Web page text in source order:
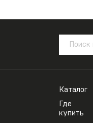
Каталог
Где
купить